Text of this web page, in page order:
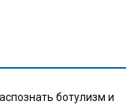
ботулизм и